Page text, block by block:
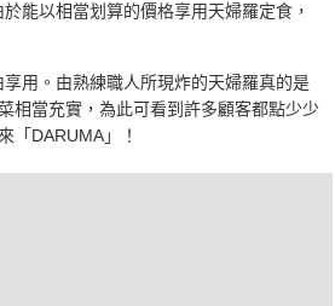
能以相當划算的價格享用天婦羅定食，
用。由熟練職人所現炸的天婦羅真的是
相當充實，為此可看到許多顧客都點少少
「DARUMA」！